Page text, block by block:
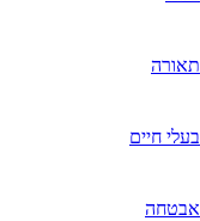
תאורה
בעלי חיים
אבטחה